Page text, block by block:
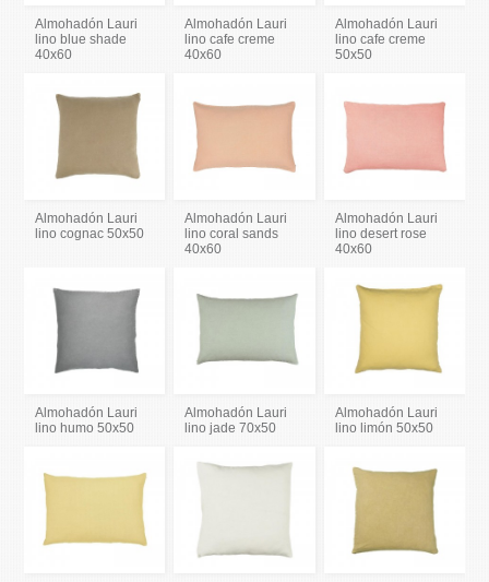
Almohadón Lauri
lino blue shade
40x60
Almohadón Lauri
lino cafe creme
40x60
Almohadón Lauri
lino cafe creme
50x50
Almohadón Lauri
lino cognac 50x50
Almohadón Lauri
lino coral sands
40x60
Almohadón Lauri
lino desert rose
40x60
Almohadón Lauri
lino humo 50x50
Almohadón Lauri
lino jade 70x50
Almohadón Lauri
lino limón 50x50